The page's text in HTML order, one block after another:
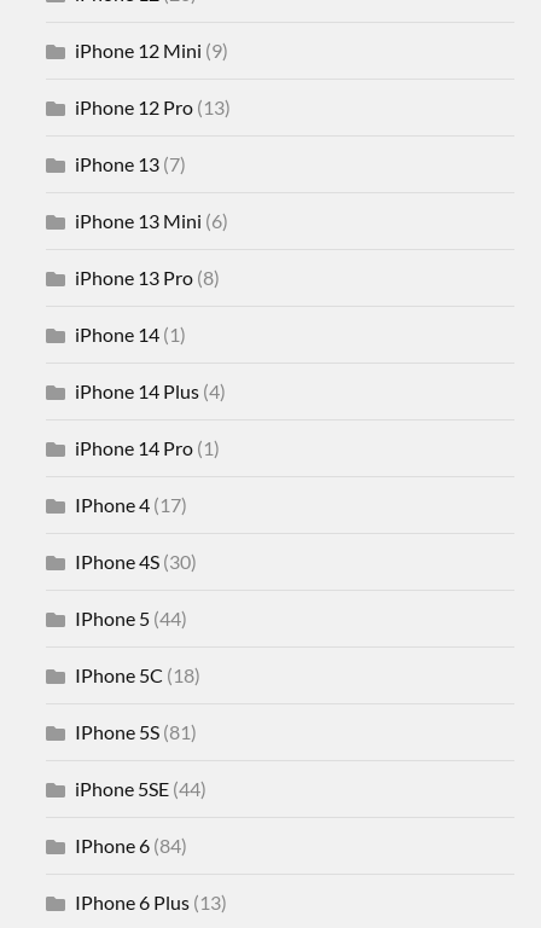
iPhone 12 Mini (9)
iPhone 12 Pro (13)
iPhone 13 (7)
iPhone 13 Mini (6)
iPhone 13 Pro (8)
iPhone 14 (1)
iPhone 14 Plus (4)
iPhone 14 Pro (1)
IPhone 4 (17)
IPhone 4S (30)
IPhone 5 (44)
IPhone 5C (18)
IPhone 5S (81)
iPhone 5SE (44)
IPhone 6 (84)
IPhone 6 Plus (13)